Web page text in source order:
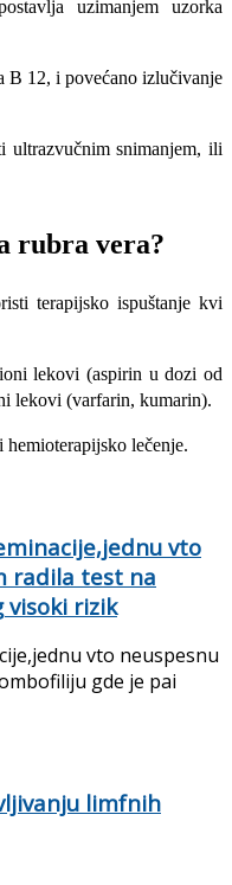
uzimanjem uzorka
B 12, i povećano izlučivanje
ultrazvučnim snimanjem, ili
rubra vera?
terapijsko ispuštanje kvi
lekovi (aspirin u dozi od
lekovi (varfarin, kumarin).
lečenje.
vto
radila test na
rizik
vto neuspesnu
gde je pai
limfnih